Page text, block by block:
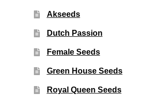
Akseeds
Dutch Passion
Female Seeds
Green House Seeds
Royal Queen Seeds